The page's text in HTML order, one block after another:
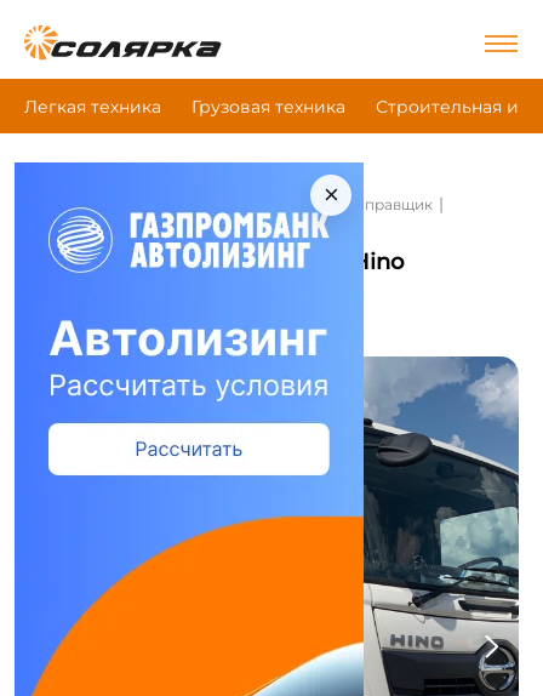
Легкая техника Грузовая техника Строительная и
×
Главная Автотопливозаправщик |
Hino Атз-567630-17
Автотопливозаправщик Hino
Сравнить